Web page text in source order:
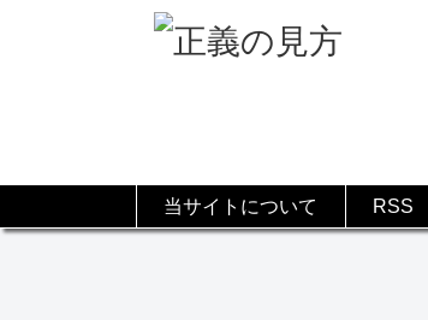
当サイトについて RSS